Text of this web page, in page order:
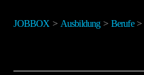
JOBBOX > Ausbildung> Berufe>